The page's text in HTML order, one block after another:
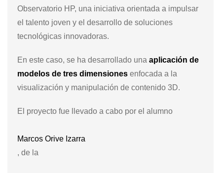
Observatorio HP, una iniciativa orientada a impulsar
el talento joven y el desarrollo de soluciones
tecnológicas innovadoras.
En este caso, se ha desarrollado una aplicación de
modelos de tres dimensiones enfocada a la
visualización y manipulación de contenido 3D.
El proyecto fue llevado a cabo por el alumno
Marcos Orive Izarra
, de la